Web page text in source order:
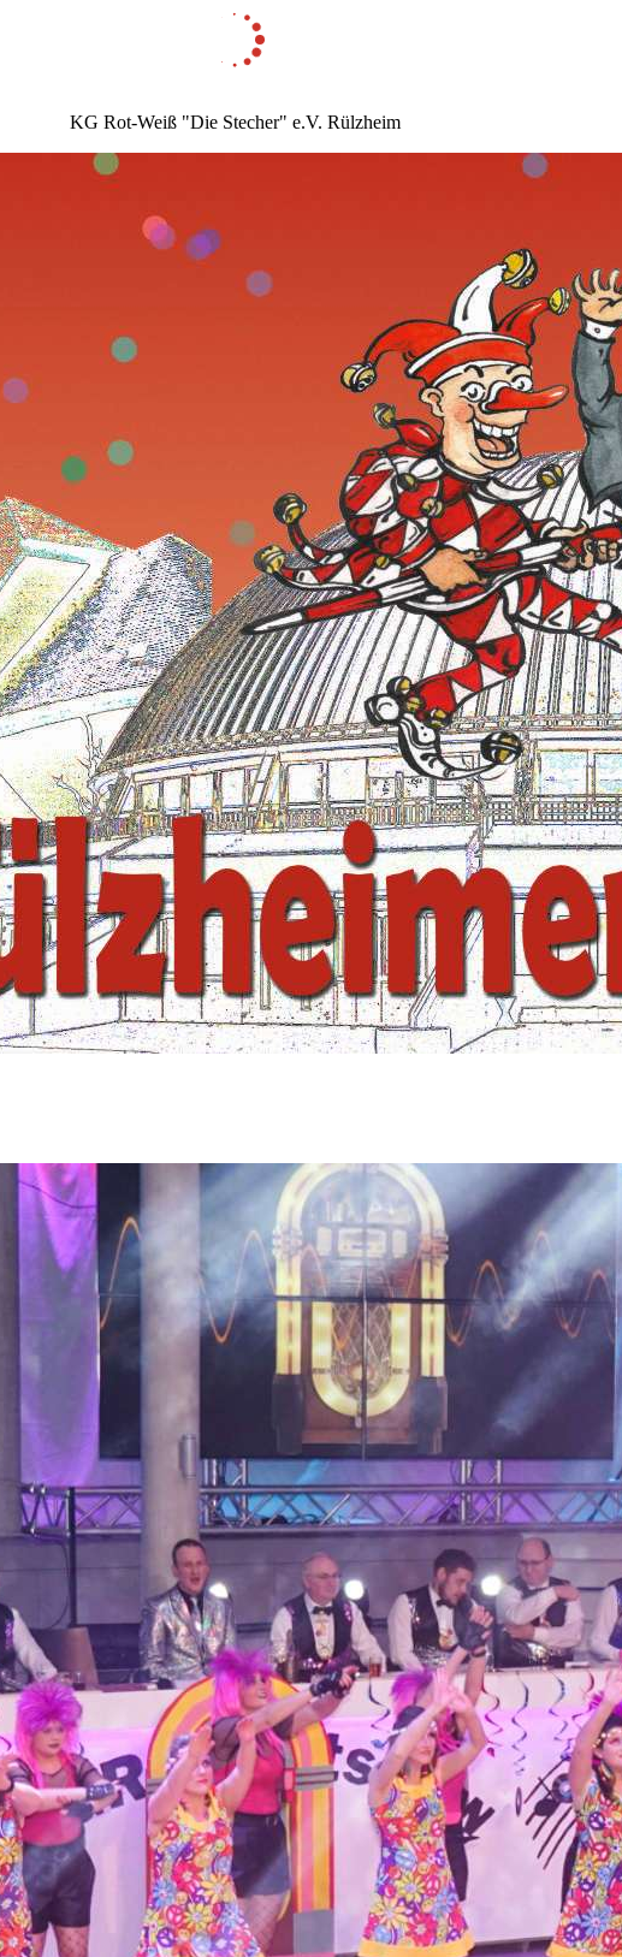
KG Rot-Weiß "Die Stecher" e.V. Rülzheim